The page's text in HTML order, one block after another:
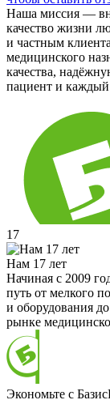
Наша миссия —
качество жизни
и частным
медицинского
качества,
пациент и каждый
17
Нам 17 лет
Начиная с 2009
путь от мелкого
и оборудования
рынке
Экономьте с